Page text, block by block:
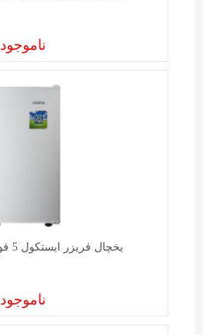
ناموجود
یخچال فریزر ايستکول 5 فوت مدل TM-835
ناموجود